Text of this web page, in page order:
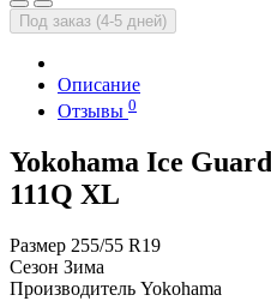
Под заказ (4-5 дней)
Описание
Отзывы 0
Yokohama Ice
111Q XL
Размер 255/55 R19
Сезон Зима
Производитель Yokohama